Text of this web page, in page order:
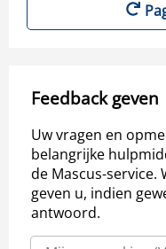
Feedback geven
Uw vragen en
belangrijke
de Mascus-service.
geven u, indien
antwoord.